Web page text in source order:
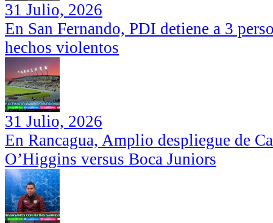
31 Julio, 2026
En San Fernando, PDI detiene a 3
hechos violentos
31 Julio, 2026
En Rancagua, Amplio despliegue de
O’Higgins versus Boca Juniors